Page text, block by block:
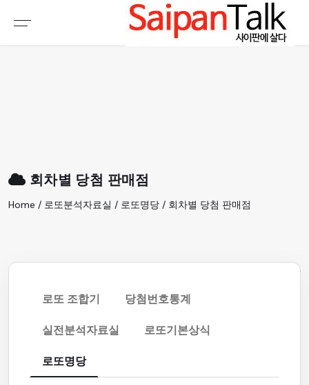
회차별 당첨 판매점
Home / 로또분석자료실 / 로또명당 / 회차별 당첨 판매점
로또 조합기
당첨번호통계
실전분석자료실
로또기본상식
로또명당
여행정보
생활정보
갤러리 & 동영상